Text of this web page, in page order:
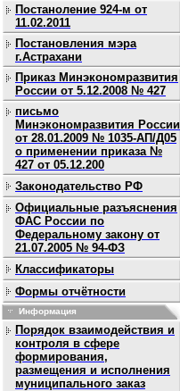
Постаноление 924-м от
11.02.2011
Постановления мэра
г.Астрахани
Приказ Минэкономразвития
России от 5.12.2008 № 427
письмо
Минэкономразвития России
от 28.01.2009 № 1035-АП/Д05
о применении приказа №
427 от 05.12.200
Законодательство РФ
Официальные разъяснения
ФАС России по
Федеральному закону от
21.07.2005 № 94-ФЗ
Классификаторы
Формы отчётности
Информация
Порядок взаимодействия и
контроля в сфере
формирования,
размещения и исполнения
муниципального заказ